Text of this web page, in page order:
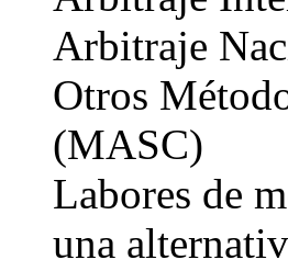
Arbitraje
Otros
(MASC)
Labores de
una